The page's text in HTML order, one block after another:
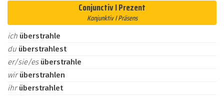
Conjunctiv I Prezent
Konjunktiv I Präsens
ich überstrahle
du überstrahlest
er/sie/es überstrahle
wirüberstrahlen
ihrüberstrahlet